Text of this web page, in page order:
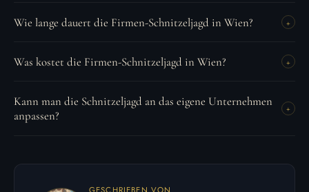
Wie lange dauert die Firmen-Schnitzeljagd in Wien? +
Was kostet die Firmen-Schnitzeljagd in Wien? +
Kann man die Schnitzeljagd an das eigene Unternehmen
anpassen?
+
GESCHRIEBEN VON